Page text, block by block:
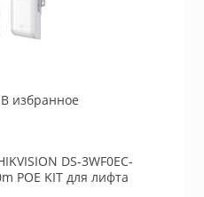
В избранное
DS-3WF0EC-
POE KIT для лифта